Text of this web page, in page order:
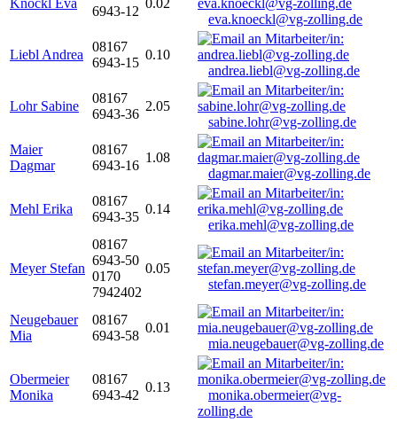
Knöckl Eva
6943-12
0.02
eva.knoeckl@vg-zolling.de
Liebl Andrea
08167
6943-15
0.10
andrea.liebl@vg-zolling.de
Lohr Sabine
08167
6943-36
2.05
sabine.lohr@vg-zolling.de
Maier
Dagmar
08167
6943-16
1.08
dagmar.maier@vg-zolling.de
Mehl Erika
08167
6943-35
0.14
erika.mehl@vg-zolling.de
Meyer Stefan
08167
6943-50
0170
7942402
0.05
stefan.meyer@vg-zolling.de
Neugebauer
Mia
08167
6943-58
0.01
mia.neugebauer@vg-zolling.de
Obermeier
Monika
08167
6943-42
0.13
monika.obermeier@vg-
zolling.de